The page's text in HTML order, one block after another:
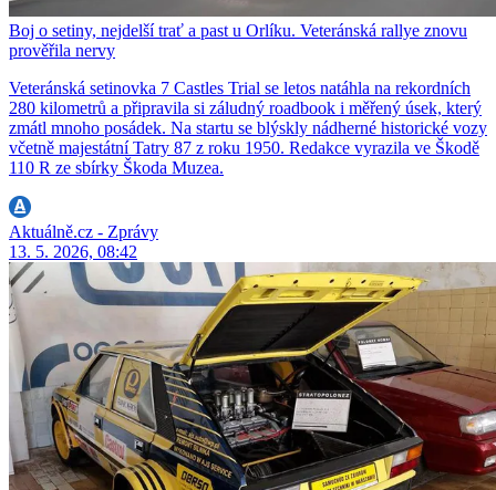
Boj o setiny, nejdelší trať a past u Orlíku. Veteránská rallye znovu
prověřila nervy
Veteránská setinovka 7 Castles Trial se letos natáhla na rekordních
280 kilometrů a připravila si záludný roadbook i měřený úsek, který
zmátl mnoho posádek. Na startu se blýskly nádherné historické vozy
včetně majestátní Tatry 87 z roku 1950. Redakce vyrazila ve Škodě
110 R ze sbírky Škoda Muzea.
Aktuálně.cz - Zprávy
13. 5. 2026, 08:42